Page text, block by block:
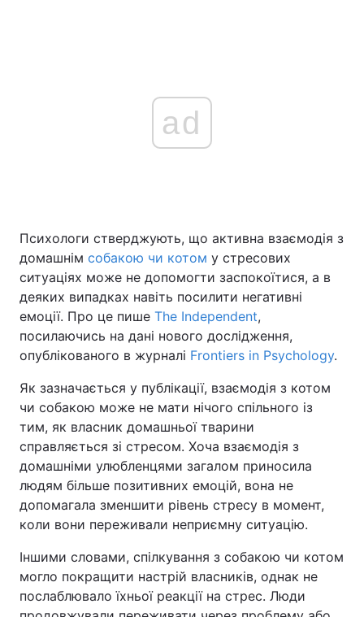
ad
Психологи стверджують, що активна взаємодія з
домашнім собакою чи котом у стресових
ситуаціях може не допомогти заспокоїтися, а в
деяких випадках навіть посилити негативні
емоції. Про це пише The Independent,
посилаючись на дані нового дослідження,
опублікованого в журналі Frontiers in Psychology.
Як зазначається у публікації, взаємодія з котом
чи собакою може не мати нічого спільного із
тим, як власник домашньої тварини
справляється зі стресом. Хоча взаємодія з
домашніми улюбленцями загалом приносила
людям більше позитивних емоцій, вона не
допомагала зменшити рівень стресу в момент,
коли вони переживали неприємну ситуацію.
Іншими словами, спілкування з собакою чи котом
могло покращити настрій власників, однак не
послаблювало їхньої реакції на стрес. Люди